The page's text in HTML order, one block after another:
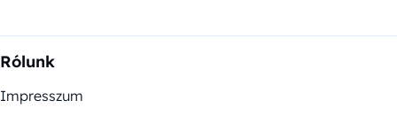
Rólunk
Impresszum